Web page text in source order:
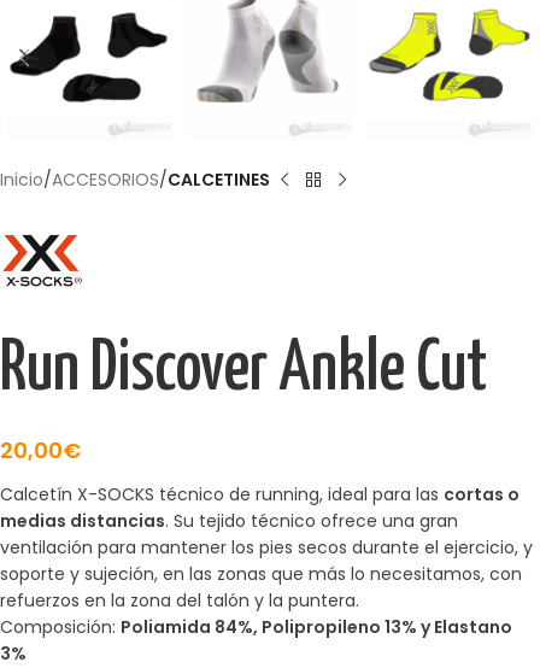
Inicio ACCESORIOS CALCETINES
Run Discover Ankle Cut
20,00€
Calcetín X-SOCKS técnico de running, ideal para las cortas o
medias distancias. Su tejido técnico ofrece una gran
ventilación para mantener los pies secos durante el ejercicio, y
soporte y sujeción, en las zonas que más lo necesitamos, con
refuerzos en la zona del talón y la puntera.
Composición: Poliamida 84%, Polipropileno 13% y Elastano
3%